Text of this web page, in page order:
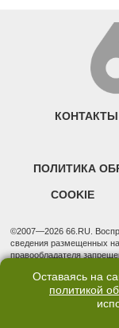
КОНТАКТЫ
ПОЛИТИКА
COOKIE
©2007—2026 66.RU.
сведения размещенных
правообладателя
надзору в сфере связи,
(Роскомнадзор).
Учредитель: Общество с
Оставаясь на
политикой